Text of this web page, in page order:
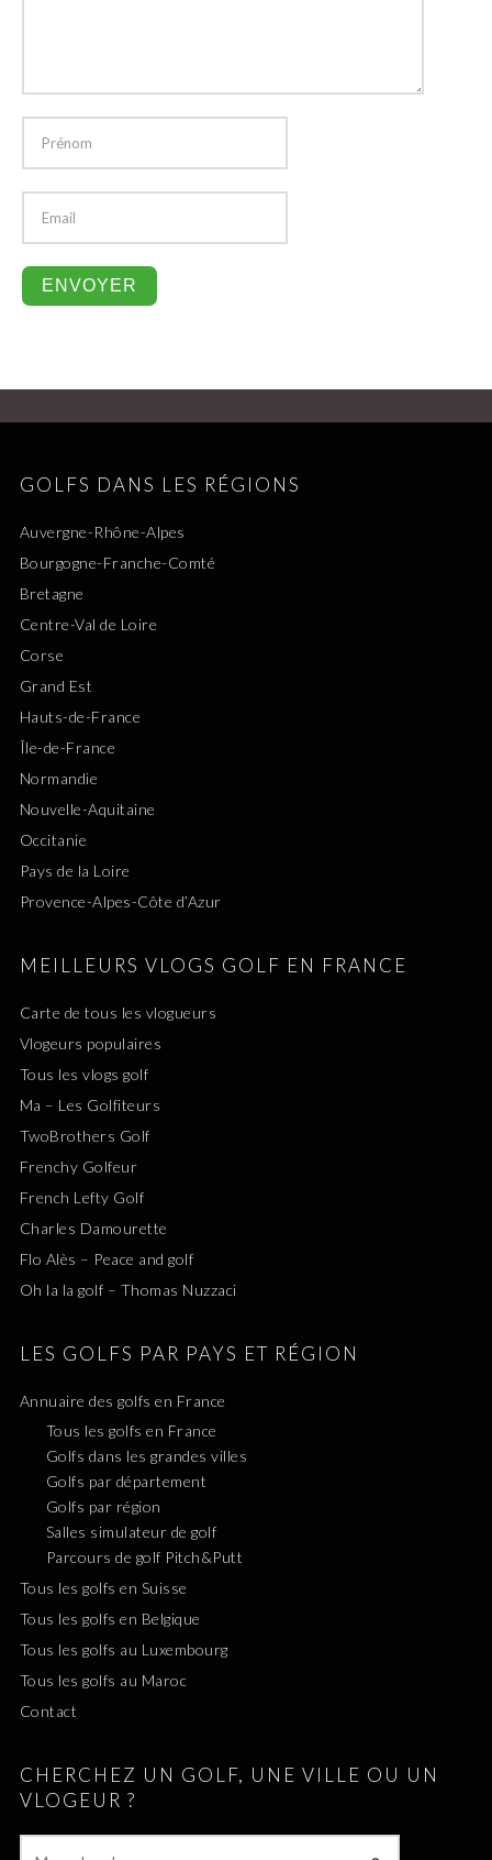
GOLFS DANS LES RÉGIONS
Auvergne-Rhône-Alpes
Bourgogne-Franche-Comté
Bretagne
Centre-Val de Loire
Corse
Grand Est
Hauts-de-France
Île-de-France
Normandie
Nouvelle-Aquitaine
Occitanie
Pays de la Loire
Provence-Alpes-Côte d’Azur
MEILLEURS VLOGS GOLF EN FRANCE
Carte de tous les vlogueurs
Vlogeurs populaires
Tous les vlogs golf
Ma – Les Golfiteurs
TwoBrothers Golf
Frenchy Golfeur
French Lefty Golf
Charles Damourette
Flo Alès – Peace and golf
Oh la la golf – Thomas Nuzzaci
LES GOLFS PAR PAYS ET RÉGION
Annuaire des golfs en France
Tous les golfs en France
Golfs dans les grandes villes
Golfs par département
Golfs par région
Salles simulateur de golf
Parcours de golf Pitch&Putt
Tous les golfs en Suisse
Tous les golfs en Belgique
Tous les golfs au Luxembourg
Tous les golfs au Maroc
Contact
CHERCHEZ UN GOLF, UNE VILLE OU UN
VLOGEUR ?